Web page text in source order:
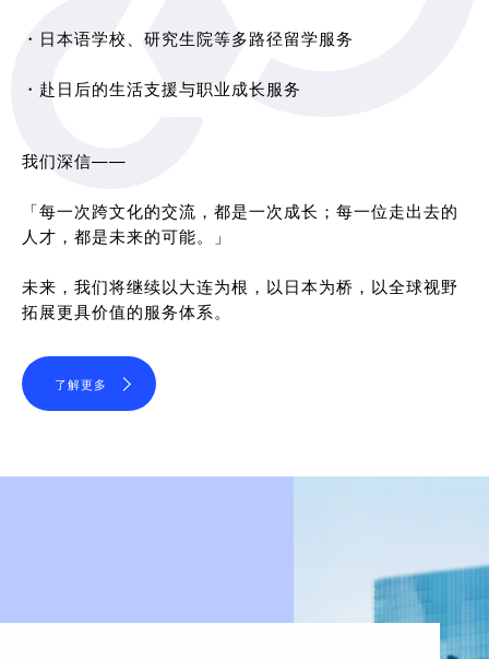
・日本语学校、研究生院等多路径留学服务
・赴日后的生活支援与职业成长服务
我们深信——
「每一次跨文化的交流，都是一次成长；每一位走出去的
人才，都是未来的可能。」
未来，我们将继续以大连为根，以日本为桥，以全球视野
拓展更具价值的服务体系。
了解更多